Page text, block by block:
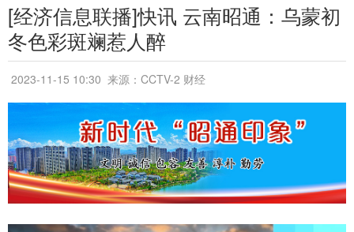
[经济信息联播]快讯 云南昭通：乌蒙初
冬色彩斑斓惹人醉
2023-11-15 10:30 来源：CCTV-2 财经